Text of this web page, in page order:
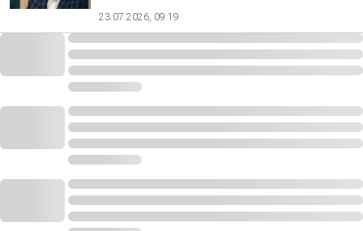
23.07.2026, 09:19